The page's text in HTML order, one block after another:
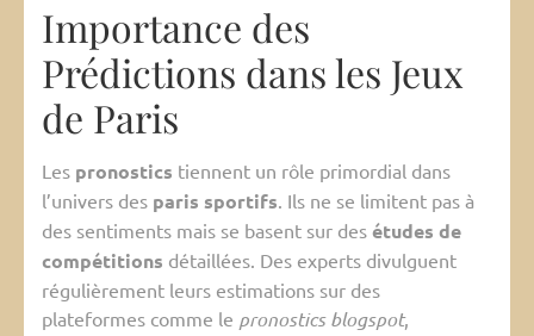
Importance des
Prédictions dans les Jeux
de Paris
Les pronostics tiennent un rôle primordial dans
l’univers des paris sportifs. Ils ne se limitent pas à
des sentiments mais se basent sur des études de
compétitions détaillées. Des experts divulguent
régulièrement leurs estimations sur des
plateformes comme le pronostics blogspot,